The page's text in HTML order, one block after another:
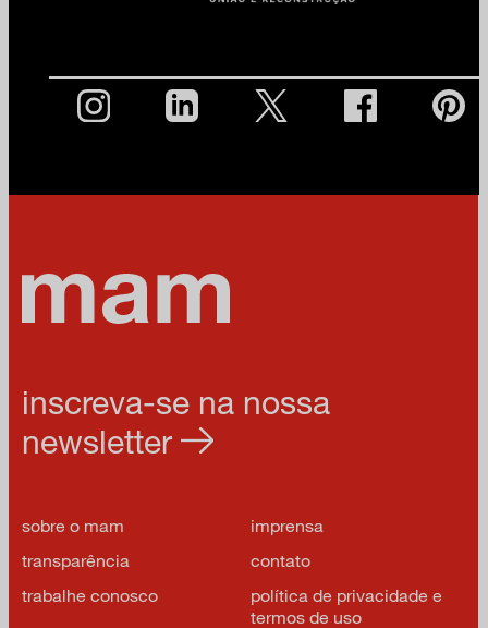
inscreva-se na nossa
newsletter
sobre o mam
imprensa
transparência
contato
trabalhe conosco
política de privacidade e
termos de uso